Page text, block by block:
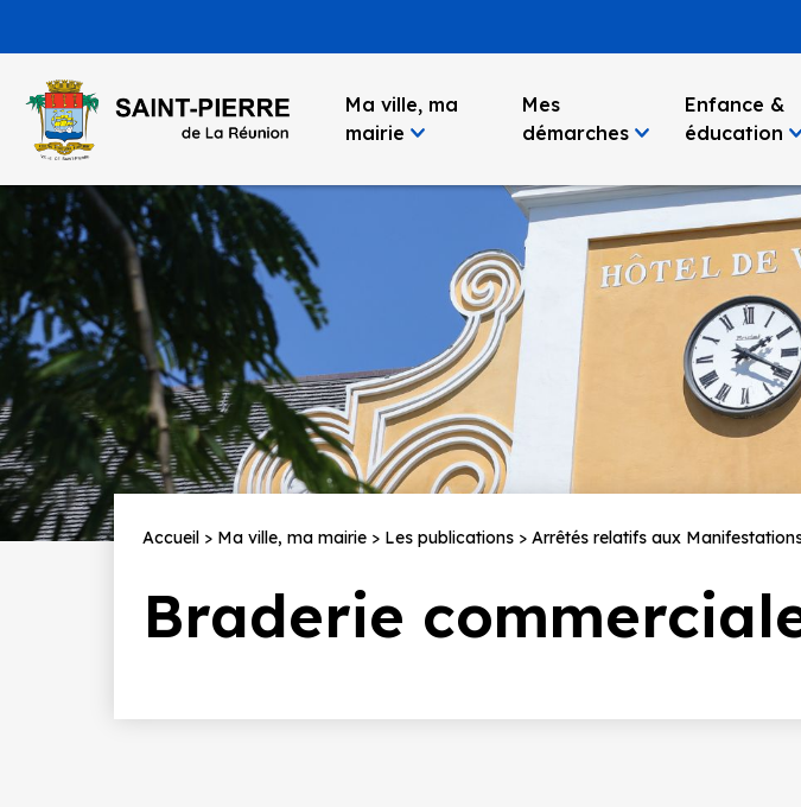
Ma ville, ma
mairie
Mes
démarches
Enfance &
éducation
Fil
d'Ariane
Accueil Ma ville, ma mairie Les publications Arrêtés relatifs aux
Braderie